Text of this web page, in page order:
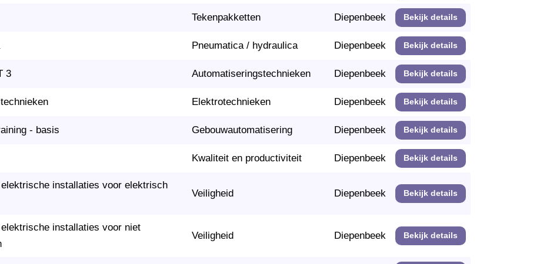
Tekenpakketten Diepenbeek Bekijk details
Pneumatica / hydraulica Diepenbeek Bekijk details
3 Automatiseringstechnieken Diepenbeek Bekijk details
Elektrotechnieken Diepenbeek Bekijk details
- basis Gebouwautomatisering Diepenbeek Bekijk details
Kwaliteit en productiviteit Diepenbeek Bekijk details
installaties voor elektrisch
Veiligheid Diepenbeek Bekijk details
installaties voor niet
Veiligheid Diepenbeek Bekijk details